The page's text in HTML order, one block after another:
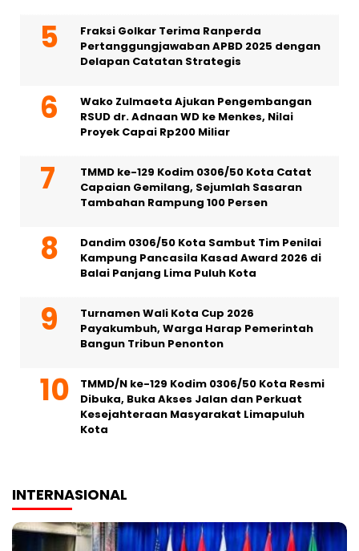
Fraksi Golkar Terima Ranperda
Pertanggungjawaban APBD 2025 dengan
Delapan Catatan Strategis
Wako Zulmaeta Ajukan Pengembangan
RSUD dr. Adnaan WD ke Menkes, Nilai
Proyek Capai Rp200 Miliar
TMMD ke-129 Kodim 0306/50 Kota Catat
Capaian Gemilang, Sejumlah Sasaran
Tambahan Rampung 100 Persen
Dandim 0306/50 Kota Sambut Tim Penilai
Kampung Pancasila Kasad Award 2026 di
Balai Panjang Lima Puluh Kota
Turnamen Wali Kota Cup 2026
Payakumbuh, Warga Harap Pemerintah
Bangun Tribun Penonton
TMMD/N ke-129 Kodim 0306/50 Kota Resmi
Dibuka, Buka Akses Jalan dan Perkuat
Kesejahteraan Masyarakat Limapuluh
Kota
INTERNASIONAL